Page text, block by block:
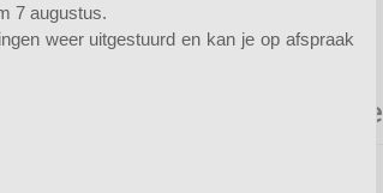
kralen 6mm Neon orange
7 augustus.
weer uitgestuurd en kan je op afspraak